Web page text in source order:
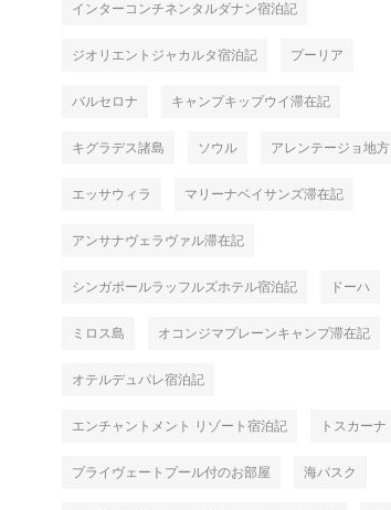
インターコンチネンタルダナン宿泊記
ジオリエントジャカルタ宿泊記 プーリア
バルセロナ キャンプキップウイ滞在記
キグラデス諸島 ソウル アレンテージョ地方
エッサウィラ マリーナベイサンズ滞在記
アンサナヴェラヴァル滞在記
シンガポールラッフルズホテル宿泊記 ドーハ
ミロス島 オコンジマプレーンキャンプ滞在記
オテルデュパレ宿泊記
エンチャントメント リゾート宿泊記 トスカーナ
プライヴェートプール付のお部屋 海バスク